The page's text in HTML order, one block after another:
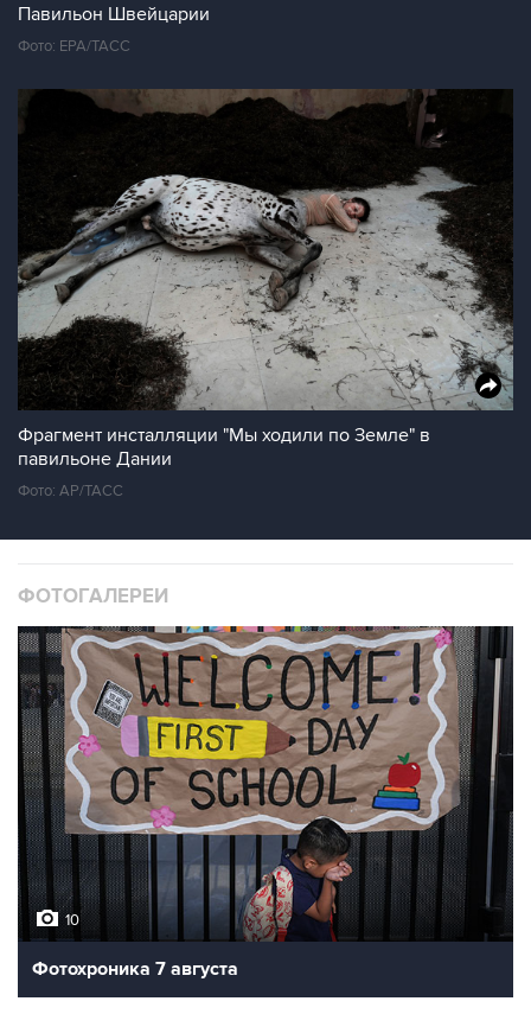
Павильон Швейцарии
Фото: ЕРА/ТАСС
Фрагмент инсталляции "Мы ходили по Земле" в
павильоне Дании
Фото: АР/ТАСС
ФОТОГАЛЕРЕИ
10
Фотохроника 7 августа